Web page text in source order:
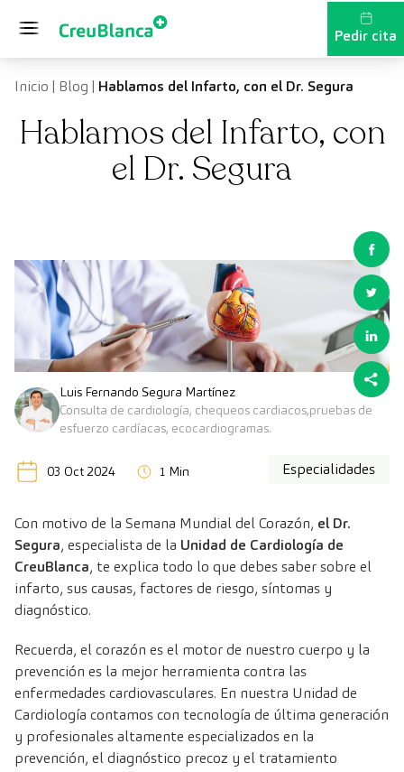
Pedir cita
Inicio | Blog | Hablamos del Infarto, con el Dr. Segura
Hablamos del Infarto, con
el Dr. Segura
Luis Fernando Segura Martínez
Consulta de cardiología, chequeos cardiacos,pruebas de
esfuerzo cardíacas, ecocardiogramas.
03 Oct 2024 1 Min Especialidades
Con motivo de la Semana Mundial del Corazón, el Dr.
Segura, especialista de la Unidad de Cardiología de
CreuBlanca, te explica todo lo que debes saber sobre el
infarto, sus causas, factores de riesgo, síntomas y
diagnóstico.
Recuerda, el corazón es el motor de nuestro cuerpo y la
prevención es la mejor herramienta contra las
enfermedades cardiovasculares. En nuestra Unidad de
Cardiología contamos con tecnología de última generación
y profesionales altamente especializados en la
prevención, el diagnóstico precoz y el tratamiento